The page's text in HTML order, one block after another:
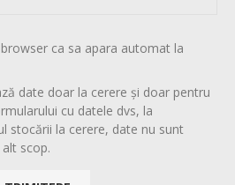
ca sa apara automat la
date doar la cerere și doar pentru
cu datele dvs, la
stocării la cerere, date nu sunt
scop.